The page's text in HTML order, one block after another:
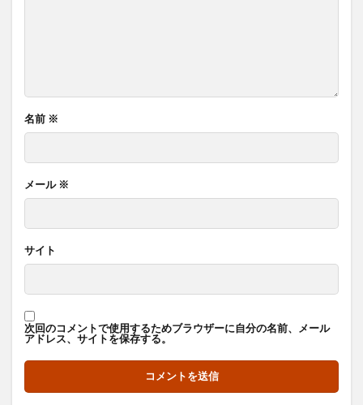
名前 ※
メール ※
サイト
次回のコメントで使用するためブラウザーに自分の名前、メール
アドレス、サイトを保存する。